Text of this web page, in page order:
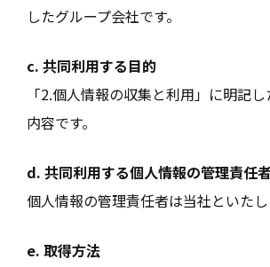
したグループ会社です。
c. 共同利用する目的
「2.個人情報の収集と利用」に明記
内容です。
d. 共同利用する個人情報の管理責任
個人情報の管理責任者は当社といたし
e. 取得方法